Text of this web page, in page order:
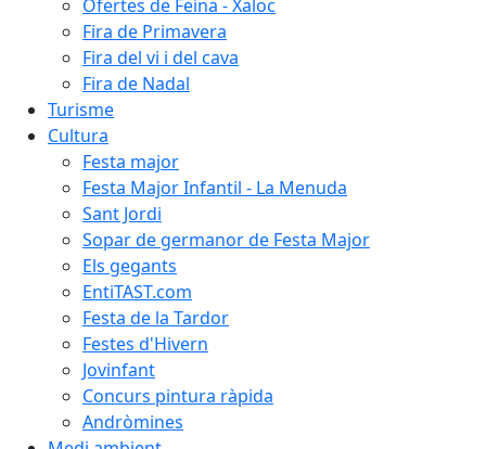
Ofertes de Feina - Xaloc
Fira de Primavera
Fira del vi i del cava
Fira de Nadal
Turisme
Cultura
Festa major
Festa Major Infantil - La Menuda
Sant Jordi
Sopar de germanor de Festa Major
Els gegants
EntiTAST.com
Festa de la Tardor
Festes d'Hivern
Jovinfant
Concurs pintura ràpida
Andròmines